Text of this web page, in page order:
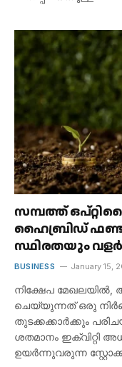
സമ്പത്ത്
ഹൈബ്രിഡ്
സ്ഥിരതയും
BUSINESS January 15,
നിക്ഷേപ
ചെയ്യുന്നത് ഒരു
തുടക്കക്കാർക്കും
ശതമാനം ഇക്വിറ്റി
ഉയർന്നുവരുന്ന സ്റ്റോക്ക്